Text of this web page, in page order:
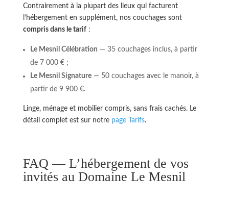
Contrairement à la plupart des lieux qui facturent
l’hébergement en supplément, nos couchages sont
compris dans le tarif:
Le Mesnil Célébration — 35 couchages inclus, à partir
de 7 000 € ;
Le Mesnil Signature— 50 couchages avec le manoir, à
partir de 9 900 €.
Linge, ménage et mobilier compris, sans frais cachés. Le
détail complet est sur notre page Tarifs.
FAQ — L’hébergement de vos
invités au Domaine Le Mesnil